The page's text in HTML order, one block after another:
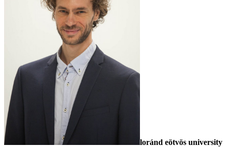
loránd eötvös university